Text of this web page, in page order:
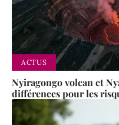
ACTUS
Nyiragongo volcan et
différences pour les